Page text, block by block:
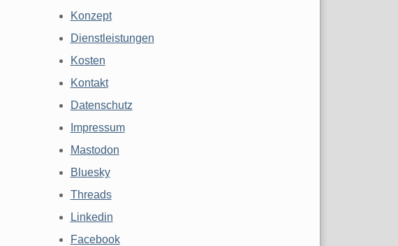
Konzept
Dienstleistungen
Kosten
Kontakt
Datenschutz
Impressum
Mastodon
Bluesky
Threads
Linkedin
Facebook